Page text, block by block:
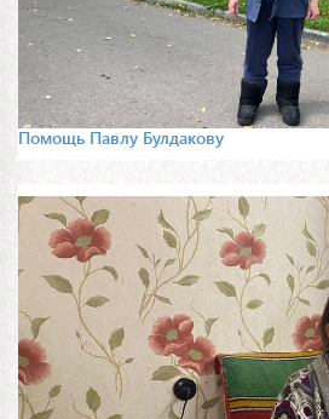
Помощь Павлу Булдакову